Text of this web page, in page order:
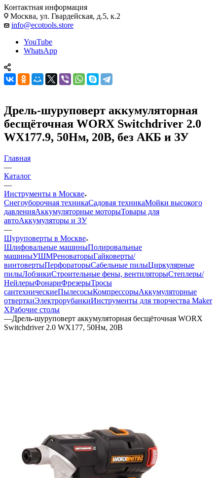
Контактная информация
Москва, ул. Гвардейская, д.5, к.2
info@ecotools.store
YouTube
WhatsApp
Дрель-шуруповерт аккумуляторная
бесщёточная WORX Switchdriver 2.0
WX177.9, 50Нм, 20В, без АКБ и ЗУ
Главная
—
Каталог
—
Инструменты в Москве
Снегоуборочная техникаСадовая техникаМойки высокого
давленияАккумуляторные моторыТовары для
автоАккумуляторы и ЗУ
—
Шуруповерты в Москве
Шлифовальные машиныПолировальные
машиныУШМРеноваторыГайковерты/
винтовертыПерфораторыСабельные пилыЦиркулярные
пилыЛобзикиСтроительные фены, вентиляторыСтеплеры/
НейлерыФонариФрезерыТросы
сантехническиеПылесосыКомпрессорыАккумуляторные
отверткиЭлектрорубанкиИнструменты для творчества Maker
XРабочие столы
—Дрель-шуруповерт аккумуляторная бесщёточная WORX
Switchdriver 2.0 WX177, 50Нм, 20В